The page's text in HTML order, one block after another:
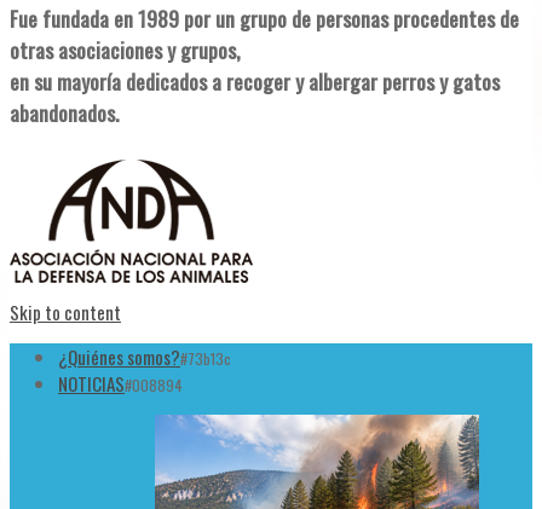
Fue fundada en 1989 por un grupo de personas procedentes de
otras asociaciones y grupos,
en su mayoría dedicados a recoger y albergar perros y gatos
abandonados.
Skip to content
¿Quiénes somos?#73b13c
NOTICIAS#008894